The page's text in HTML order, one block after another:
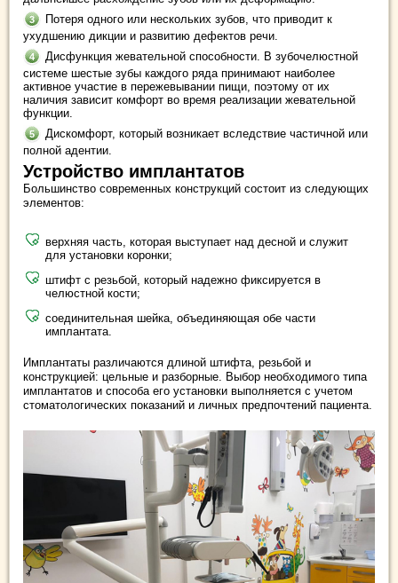
Потеря одного или нескольких зубов, что приводит к
ухудшению дикции и развитию дефектов речи.
Дисфункция жевательной способности. В зубочелюстной
системе шестые зубы каждого ряда принимают наиболее
активное участие в пережевывании пищи, поэтому от их
наличия зависит комфорт во время реализации жевательной
функции.
Дискомфорт, который возникает вследствие частичной или
полной адентии.
Устройство имплантатов
Большинство современных конструкций состоит из следующих
элементов:
верхняя часть, которая выступает над десной и служит
для установки коронки;
штифт с резьбой, который надежно фиксируется в
челюстной кости;
соединительная шейка, объединяющая обе части
имплантата.
Имплантаты различаются длиной штифта, резьбой и
конструкцией: цельные и разборные. Выбор необходимого типа
имплантатов и способа его установки выполняется с учетом
стоматологических показаний и личных предпочтений пациента.